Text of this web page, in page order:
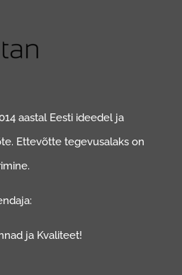
aastal Eesti ideedel ja
Ettevõtte tegevusalaks on
ja Kvaliteet!